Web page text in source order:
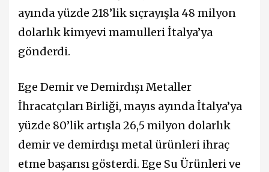
ayında yüzde 218’lik sıçrayışla 48 milyon
dolarlık kimyevi mamulleri İtalya’ya
gönderdi.
Ege Demir ve Demirdışı Metaller
İhracatçıları Birliği, mayıs ayında İtalya’ya
yüzde 80’lik artışla 26,5 milyon dolarlık
demir ve demirdışı metal ürünleri ihraç
etme başarısı gösterdi. Ege Su Ürünleri ve